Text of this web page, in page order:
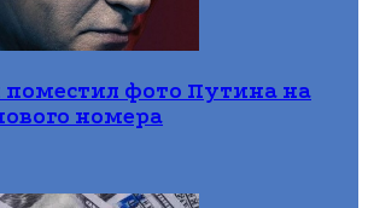
поместил фото Путина на
номера